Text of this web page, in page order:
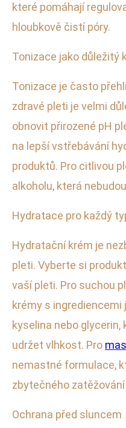
které pomáhají
hloubkově čistí póry.
Tonizace jako důležitý
Tonizace je často
zdravé pleti je velmi
obnovit přirozené pH
na lepší vstřebávání
produktů. Pro citlivou
alkoholu, která
Hydratace pro každý
Hydratační krém je
pleti. Vyberte si
vaší pleti. Pro suchou
krémy s ingrediencemi
kyselina nebo
udržet vlhkost. Pro
nemastné formulace,
zbytečného zatěžování
Ochrana před sluncem